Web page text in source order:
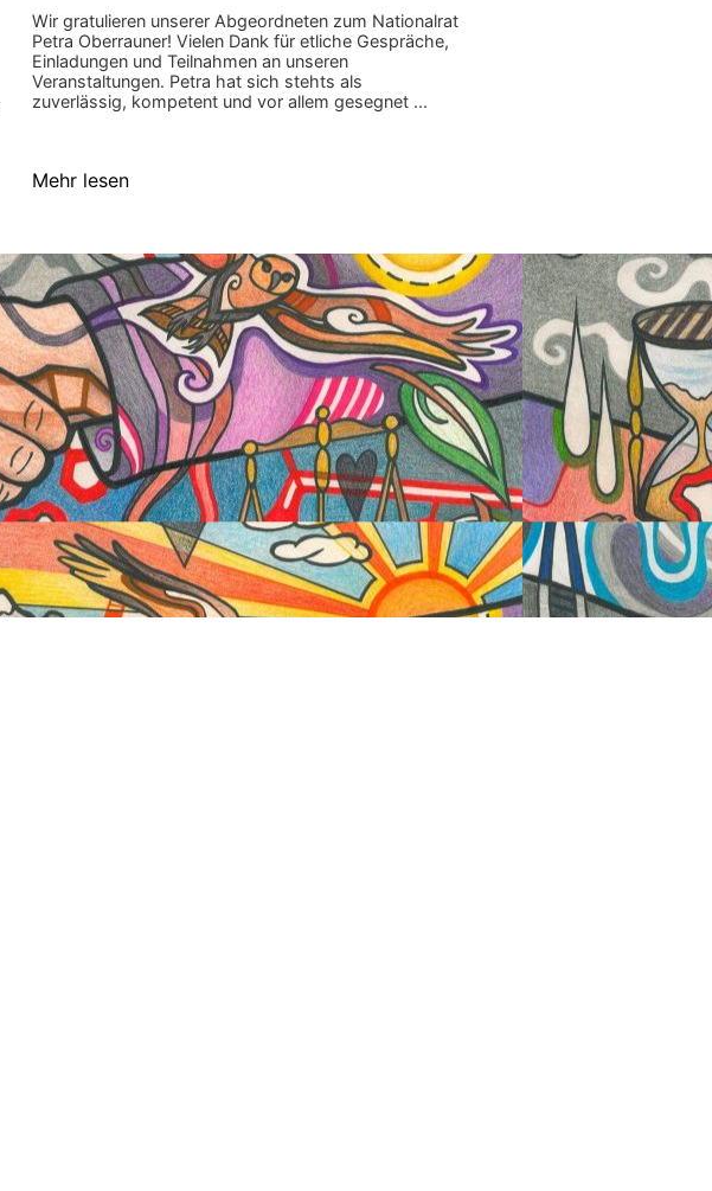
NACH OBEN
Wir gratulieren unserer Abgeordneten zum Nationalrat
Petra Oberrauner! Vielen Dank für etliche Gespräche,
Einladungen und Teilnahmen an unseren
Veranstaltungen. Petra hat sich stehts als
zuverlässig, kompetent und vor allem gesegnet ...
Mehr lesen